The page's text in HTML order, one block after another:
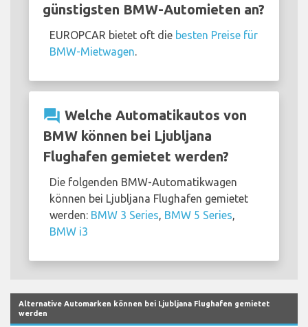
günstigsten BMW-Automieten an?
EUROPCAR bietet oft die besten Preise für
BMW-Mietwagen
question_answer Welche Automatikautos von
BMW können bei Ljubljana
Flughafen gemietet werden?
Die folgenden BMW-Automatikwagen
können bei Ljubljana Flughafen gemietet
werden: BMW 3 Series BMW 5 Series
BMW i3
Alternative Automarken können bei Ljubljana Flughafen gemietet
werden